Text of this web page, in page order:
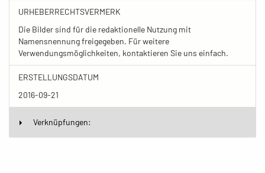
URHEBERRECHTSVERMERK
Die Bilder sind für die redaktionelle Nutzung mit
Namensnennung freigegeben. Für weitere
Verwendungsmöglichkeiten, kontaktieren Sie uns einfach.
ERSTELLUNGSDATUM
2016-09-21
Verknüpfungen: